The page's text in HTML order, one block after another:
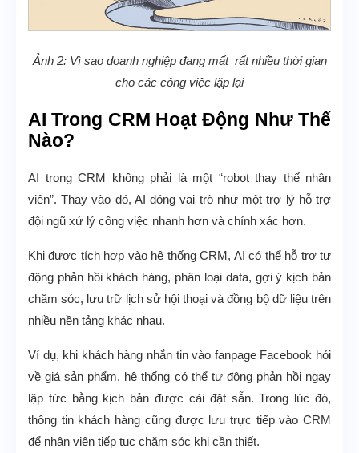
Ảnh 2: Vì sao doanh nghiệp đang mất rất nhiều thời gian
cho các công việc lặp lại
AI Trong CRM Hoạt Động Như Thế
Nào?
AI trong CRM không phải là một “robot thay thế nhân
viên”. Thay vào đó, AI đóng vai trò như một trợ lý hỗ trợ
đội ngũ xử lý công việc nhanh hơn và chính xác hơn.
Khi được tích hợp vào hệ thống CRM, AI có thể hỗ trợ tự
động phản hồi khách hàng, phân loại data, gợi ý kịch bản
chăm sóc, lưu trữ lịch sử hội thoại và đồng bộ dữ liệu trên
nhiều nền tảng khác nhau.
Ví dụ, khi khách hàng nhắn tin vào fanpage Facebook hỏi
về giá sản phẩm, hệ thống có thể tự động phản hồi ngay
lập tức bằng kịch bản được cài đặt sẵn. Trong lúc đó,
thông tin khách hàng cũng được lưu trực tiếp vào CRM
để nhân viên tiếp tục chăm sóc khi cần thiết.